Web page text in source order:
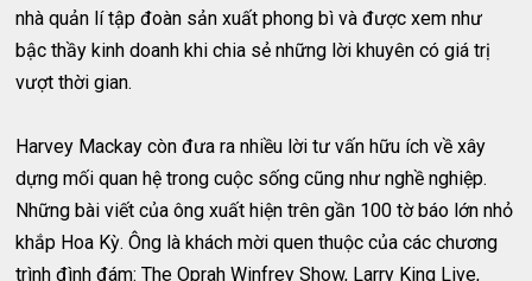
nhà quản lí tập đoàn sản xuất phong bì và được xem như
bậc thầy kinh doanh khi chia sẻ những lời khuyên có giá trị
vượt thời gian.
Harvey Mackay còn đưa ra nhiều lời tư vấn hữu ích về xây
dựng mối quan hệ trong cuộc sống cũng như nghề nghiệp.
Những bài viết của ông xuất hiện trên gần 100 tờ báo lớn nhỏ
khắp Hoa Kỳ. Ông là khách mời quen thuộc của các chương
trình đình đám: The Oprah Winfrey Show, Larry King Live,